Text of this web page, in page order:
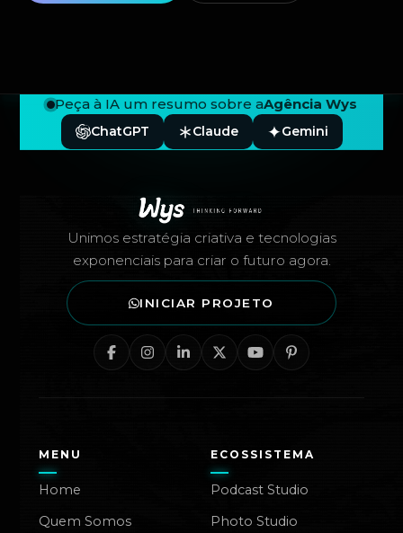
Peça à IA um resumo sobre aAgência Wys
ChatGPT Claude Gemini
Unimos estratégia criativa e tecnologias
exponenciais para criar o futuro agora.
INICIAR PROJETO
MENU
Home
Quem Somos
ECOSSISTEMA
Podcast Studio
Photo Studio